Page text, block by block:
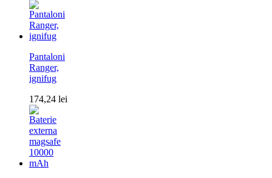
Pantaloni
Ranger,
ignifug
174,24 lei